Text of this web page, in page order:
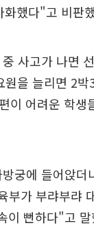
화했다"고 비판
사고가 나면
을 늘리면 2박
이 어려운 학생
궁에 들어앉더
부가 부랴부랴
이 뻔하다"고